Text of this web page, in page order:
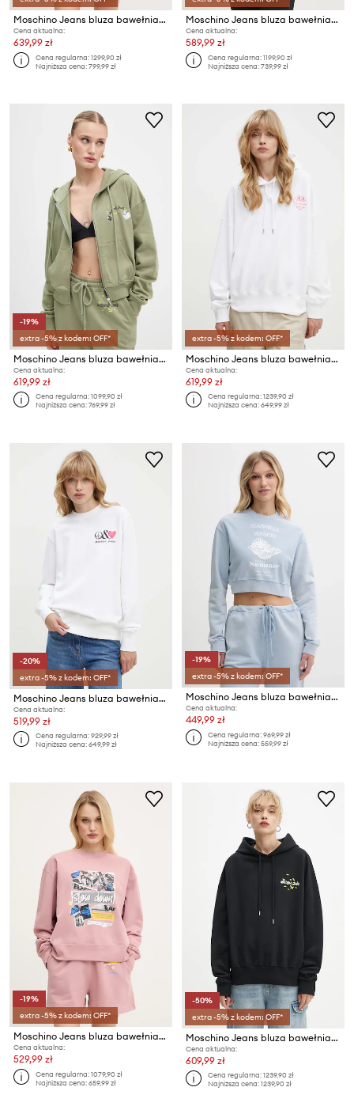
Moschino Jeans bluza bawełniana
Cena aktualna:
639,99 zł
Cena regularna:1299,90 zł
Najniższa cena:799,99 zł
Moschino Jeans bluza bawełniana
Cena aktualna:
589,99 zł
Cena regularna:1199,90 zł
Najniższa cena:739,99 zł
-19%
extra -5% z kodem: OFF*
Moschino Jeans bluza bawełniana dziecięca
Cena aktualna:
619,99 zł
Cena regularna:1099,90 zł
Najniższa cena:769,99 zł
extra -5% z kodem: OFF*
Moschino Jeans bluza bawełniana
Cena aktualna:
619,99 zł
Cena regularna:1239,90 zł
Najniższa cena:649,99 zł
-20%
extra -5% z kodem: OFF*
Moschino Jeans bluza bawełniana
Cena aktualna:
519,99 zł
Cena regularna:929,99 zł
Najniższa cena:649,99 zł
-19%
extra -5% z kodem: OFF*
Moschino Jeans bluza bawełniana
Cena aktualna:
449,99 zł
Cena regularna:969,99 zł
Najniższa cena:559,99 zł
-19%
extra -5% z kodem: OFF*
Moschino Jeans bluza bawełniana
Cena aktualna:
529,99 zł
Cena regularna:1079,90 zł
Najniższa cena:659,99 zł
-50%
extra -5% z kodem: OFF*
Moschino Jeans bluza bawełniana
Cena aktualna:
609,99 zł
Cena regularna:1239,90 zł
Najniższa cena:1239,90 zł